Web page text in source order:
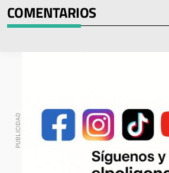
COMENTARIOS